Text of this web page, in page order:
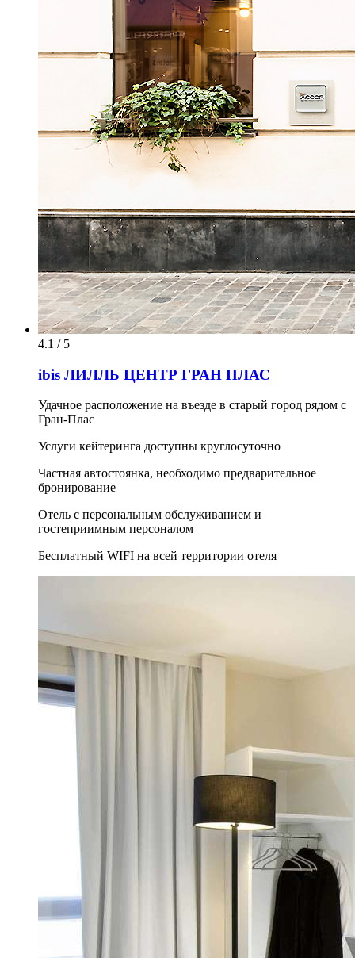
4.1 / 5
ibis ЛИЛЛЬ ЦЕНТР ГРАН ПЛАС
Удачное расположение на въезде в старый город рядом с
Гран-Плас
Услуги кейтеринга доступны круглосуточно
Частная автостоянка, необходимо предварительное
бронирование
Отель с персональным обслуживанием и
гостеприимным персоналом
Бесплатный WIFI на всей территории отеля